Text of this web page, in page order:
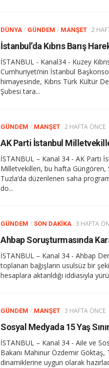
DÜNYA / GÜNDEM / MANŞET 2
İSTANBUL - Kanal34 - Kuzey
Cumhuriyeti’nin İstanbul
himayesinde, Kıbrıs Türk Kültür
Şubesi tara...
GÜNDEM / MANŞET 2 HAFTA ÖNCE
İSTANBUL – Kanal 34 - AK Parti
Milletvekilleri, bu hafta Güngören,
Tuzla’da düzenlenen saha
do...
GÜNDEM / SON DAKIKA 3 HAFTA
İSTANBUL – Kanal 34 - Ahbap
toplanan bağışların usulsüz bir
hesaplara aktarıldığı iddiasıyla
GÜNDEM / MANŞET 3 HAFTA ÖNCE
İSTANBUL – Kanal 34 - Aile ve
Bakanı Mahinur Özdemir Göktaş,
dinamiklerine uygun olarak